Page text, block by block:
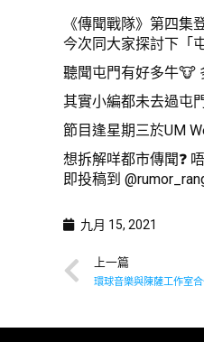
《傳聞戰隊》第四集
今次同大家探討下「
聽聞屯門有好多牛🐮
其實小編都未去過屯
節目逢星期三於UM
想拆解咩都市傳聞❓ 唔
即投稿到
九月 15, 2021
上一篇
環球音樂與陳薩工作室